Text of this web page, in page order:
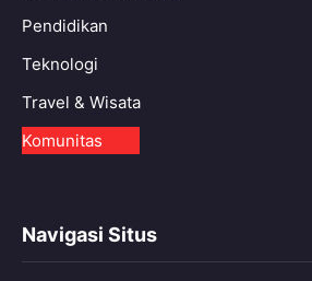
Pendidikan
Teknologi
Travel & Wisata
Komunitas
Navigasi Situs